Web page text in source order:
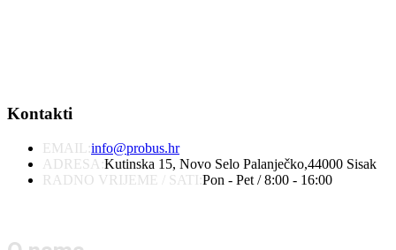
Kontakti
EMAIL:info@probus.hr
ADRESA:Kutinska 15, Novo Selo Palanječko,44000 Sisak
RADNO VRIJEME / SATI:Pon - Pet / 8:00 - 16:00